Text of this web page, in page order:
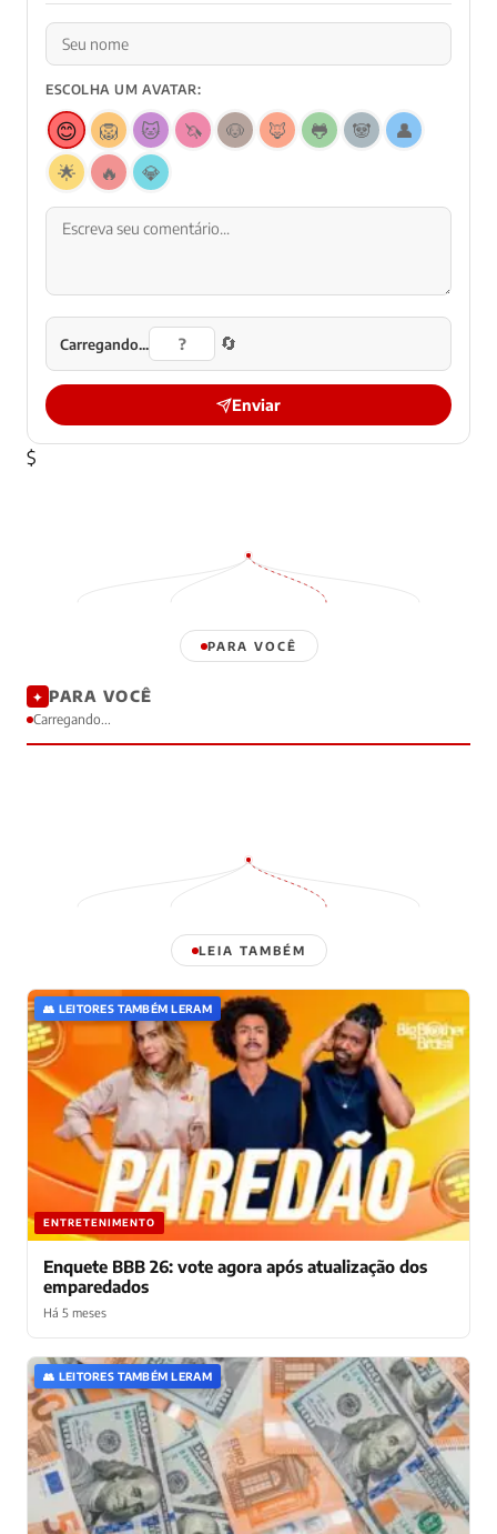
ESCOLHA UM AVATAR:
😊 🦁 🐱 🦄 🐶 🦊 🐸 🐼
👤
🌟
🔥 💎
Carregando... 🔄
Enviar
$
PARA VOCÊ
✦ PARA VOCÊ
Carregando...
LEIA TAMBÉM
👥 LEITORES TAMBÉM LERAM
ENTRETENIMENTO
Enquete BBB 26: vote agora após atualização dos
emparedados
Há 5 meses
👥 LEITORES TAMBÉM LERAM